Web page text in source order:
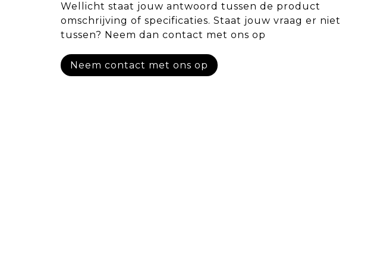
Wellicht staat jouw antwoord tussen de product
omschrijving of specificaties. Staat jouw vraag er niet
tussen? Neem dan contact met ons op
Neem contact met ons op